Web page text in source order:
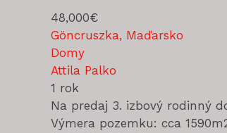
48,000€
Göncruszka, Maďarsko
Domy
Attila Palko
1 rok
Na predaj 3. izbový rodinný
Výmera pozemku: cca